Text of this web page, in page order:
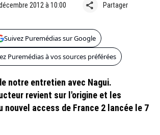
2012 à 10:00 share Partager
Suivez Puremédias sur Google
Puremédias à vos sources préférées
notre entretien avec Nagui.
revient sur l'origine et les
nouvel access de France 2 lancée le 7